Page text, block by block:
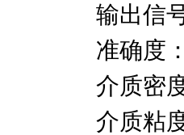
输出信
准确度
介
介质粘